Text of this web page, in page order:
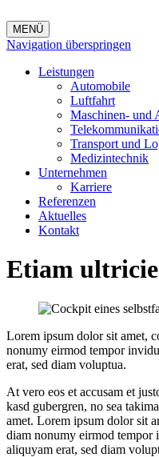
MENÜ
Navigation überspringen
Leistungen
Automobile
Luftfahrt
Maschinen- und
Transport und
Medizintechnik
Unternehmen
Karriere
Referenzen
Aktuelles
Kontakt
Etiam
Lorem ipsum dolor sit amet,
nonumy eirmod tempor
erat, sed diam voluptua.
At vero eos et accusam et
kasd gubergren, no sea
amet. Lorem ipsum dolor sit
diam nonumy eirmod tempor
aliquyam erat, sed diam